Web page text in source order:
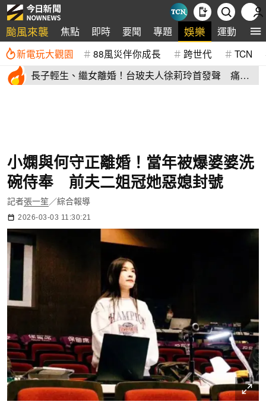
颱風來襲 焦點 即時 要聞 專題 娛樂 運動 全
新電玩大觀園 88風災伴你成長 跨世代 TCN
長子輕生、繼女離婚！台玻夫人徐莉玲首發聲 痛揭
小嫻與何守正離婚！當年被爆婆婆洗
碗侍奉 前夫二姐冠她惡媳封號
記者張一笙／綜合報導
2026-03-03 11:30:21